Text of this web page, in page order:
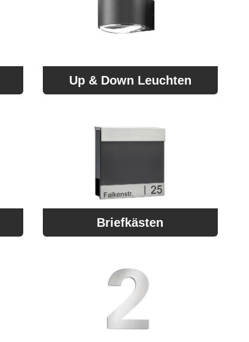
Up & Down Leuchten
Briefkästen